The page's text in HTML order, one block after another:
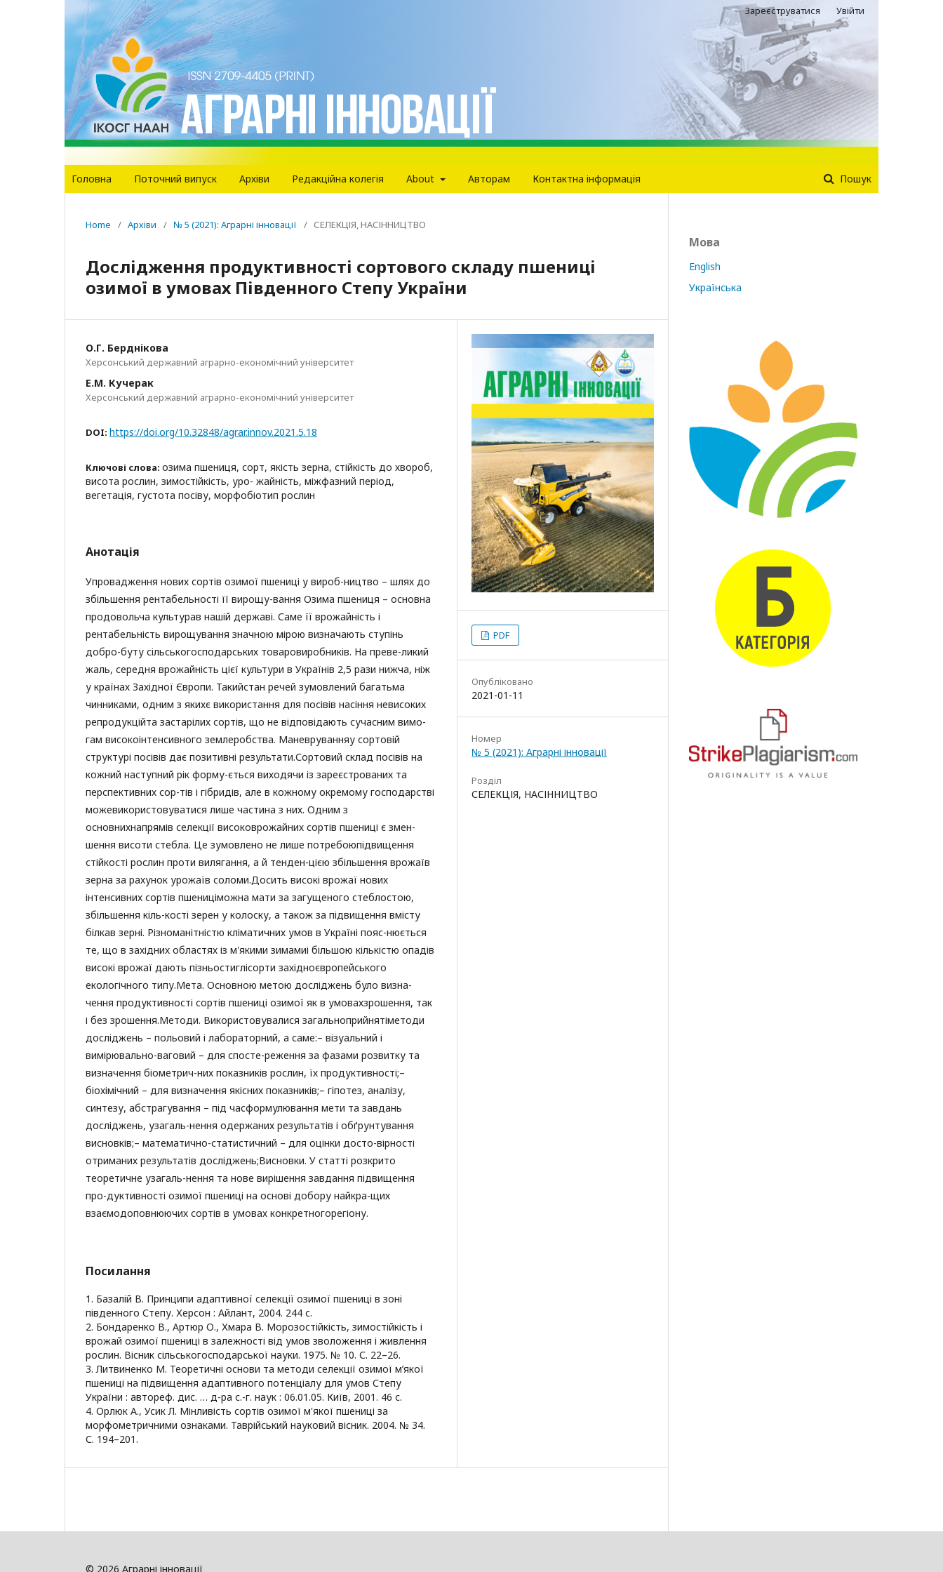
Головна Поточний випуск Архіви Редакцiйна колегiя About Авторам Контактна інформація Пошук
Зареєструватися Увійти
Home / Архіви / № 5 (2021): Аграрні інновації / СЕЛЕКЦІЯ, НАСІННИЦТВО
Дослідження продуктивності сортового складу пшениці
озимої в умовах Південного Степу України
О.Г. Берднікова
Херсонський державний аграрно-економічний університет
Е.М. Кучерак
Херсонський державний аграрно-економічний університет
DOI: https://doi.org/10.32848/agrar.innov.2021.5.18
Ключові слова: озима пшениця, сорт, якість зерна, стійкість до хвороб,
висота рослин, зимостійкість, уро- жайність, міжфазний період,
вегетація, густота посіву, морфобіотип рослин
Анотація
Упровадження нових сортів озимої пшениці у вироб-ництво – шлях до
збільшення рентабельності її вирощу-вання Озима пшениця – основна
продовольча культурав нашій державі. Саме її врожайність і
рентабельність вирощування значною мірою визначають ступінь
добро-буту сільськогосподарських товаровиробників. На преве-ликий
жаль, середня врожайність цієї культури в Українів 2,5 рази нижча, ніж
у країнах Західної Європи. Такийстан речей зумовлений багатьма
чинниками, одним з якихє використання для посівів насіння невисоких
репродукційта застарілих сортів, що не відповідають сучасним вимо-
гам високоінтенсивного землеробства. Маневруванняу сортовій
структурі посівів дає позитивні результати.Сортовий склад посівів на
кожний наступний рік форму-ється виходячи із зареєстрованих та
перспективних сор-тів і гібридів, але в кожному окремому господарстві
можевикористовуватися лише частина з них. Одним з
основнихнапрямів селекції високоврожайних сортів пшениці є змен-
шення висоти стебла. Це зумовлено не лише потребоюпідвищення
стійкості рослин проти вилягання, а й тенден-цією збільшення врожаїв
зерна за рахунок урожаїв соломи.Досить високі врожаї нових
інтенсивних сортів пшениціможна мати за загущеного стеблостою,
збільшення кіль-кості зерен у колоску, а також за підвищення вмісту
білкав зерні. Різноманітністю кліматичних умов в Україні пояс-нюється
те, що в західних областях із м'якими зимамиі більшою кількістю опадів
високі врожаї дають пізньостиглісорти західноєвропейського
екологічного типу.Мета. Основною метою досліджень було визна-
чення продуктивності сортів пшениці озимої як в умовахзрошення, так
і без зрошення.Методи. Використовувалися загальноприйнятіметоди
досліджень – польовий і лабораторний, а саме:– візуальний і
вимірювально-ваговий – для спосте-реження за фазами розвитку та
визначення біометрич-них показників рослин, їх продуктивності;–
біохімічний – для визначення якісних показників;– гіпотез, аналізу,
синтезу, абстрагування – під часформулювання мети та завдань
досліджень, узагаль-нення одержаних результатів і обґрунтування
висновків;– математично-статистичний – для оцінки досто-вірності
отриманих результатів досліджень;Висновки. У статті розкрито
теоретичне узагаль-нення та нове вирішення завдання підвищення
про-дуктивності озимої пшениці на основі добору найкра-щих
взаємодоповнюючих сортів в умовах конкретногорегіону.
Посилання
1. Базалій В. Принципи адаптивної селекції озимої пшениці в зоні
південного Степу. Херсон : Айлант, 2004. 244 с.
2. Бондаренко В., Артюр О., Хмара В. Морозостійкість, зимостійкість і
врожай озимої пшениці в залежності від умов зволоження і живлення
рослин. Вісник сільськогосподарської науки. 1975. № 10. С. 22–26.
3. Литвиненко М. Теоретичні основи та методи селекції озимої м’якої
пшениці на підвищення адаптивного потенціалу для умов Степу
України : автореф. дис. … д-ра с.-г. наук : 06.01.05. Київ, 2001. 46 с.
4. Орлюк А., Усик Л. Мінливість сортів озимої м'якої пшениці за
морфометричними ознаками. Таврійський науковий вісник. 2004. № 34.
С. 194–201.
PDF
Опубліковано
2021-01-11
Номер
№ 5 (2021): Аграрні інновації
Розділ
СЕЛЕКЦІЯ, НАСІННИЦТВО
Мова
English
Українська
© 2026 Аграрні інновації